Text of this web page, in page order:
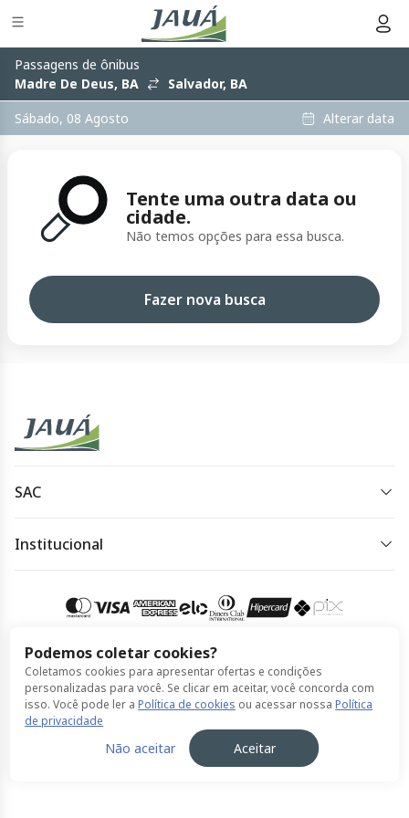
Passagens de ônibus
Madre De Deus, BA
Salvador, BA
Sábado, 08 Agosto
Alterar data
Tente uma outra data ou
cidade.
Não temos opções para essa busca.
Fazer nova busca
Podemos coletar cookies?
Coletamos cookies para apresentar ofertas e condições
personalizadas para você. Se clicar em aceitar, você concorda com
isso. Você pode ler aPolítica de cookies ou acessar nossaPolítica
de privacidade
Não aceitar Aceitar
SAC
Horário de atendimento:
atendimento@viacaoregional.com.br. Horário de
Acessar meu pedido
Institucional
Política de Cookies
Compra 100% segura
© Jauá feito por ClickBus 2026
Política de Cookies Termos de Uso